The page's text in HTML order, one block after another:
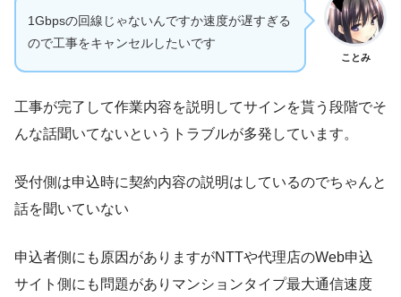
ことみ
1Gbpsの回線じゃないんですか速度が遅すぎる
ので工事をキャンセルしたいです
工事が完了して作業内容を説明してサインを貰う段階でそ
んな話聞いてないというトラブルが多発しています。
受付側は申込時に契約内容の説明はしているのでちゃんと
話を聞いていない
申込者側にも原因がありますがNTTや代理店のWeb申込
サイト側にも問題がありマンションタイプ最大通信速度